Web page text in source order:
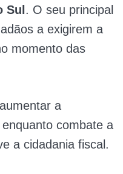
Sul. O seu principal
a exigirem a
momento das
a
combate a
a cidadania fiscal.